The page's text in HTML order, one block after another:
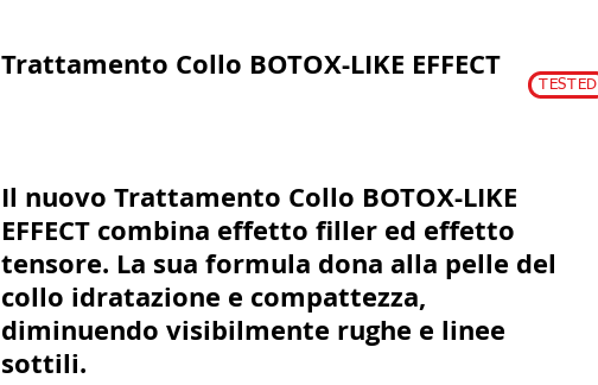
Trattamento Collo BOTOX-LIKE EFFECT
Il nuovo Trattamento Collo BOTOX-LIKE
EFFECT combina effetto filler ed effetto
tensore. La sua formula dona alla pelle del
collo idratazione e compattezza,
diminuendo visibilmente rughe e linee
sottili.
TESTED